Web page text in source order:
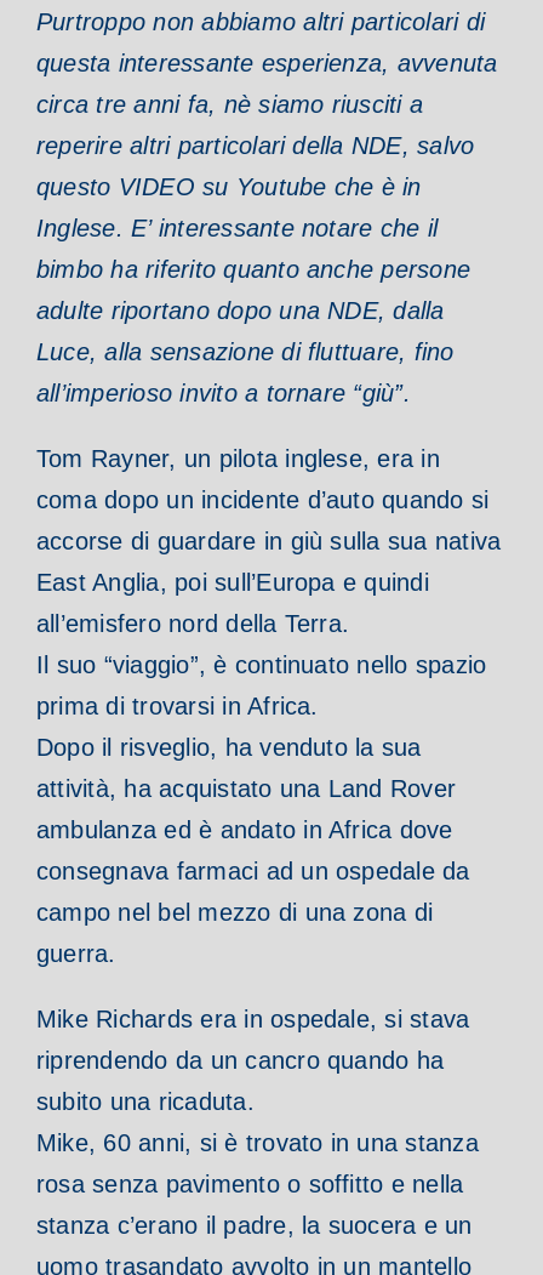
Purtroppo non abbiamo altri particolari di
questa interessante esperienza, avvenuta
circa tre anni fa, nè siamo riusciti a
reperire altri particolari della NDE, salvo
questo VIDEO su Youtube che è in
Inglese. E’ interessante notare che il
bimbo ha riferito quanto anche persone
adulte riportano dopo una NDE, dalla
Luce, alla sensazione di fluttuare, fino
all’imperioso invito a tornare “giù”.
Tom Rayner, un pilota inglese, era in
coma dopo un incidente d’auto quando si
accorse di guardare in giù sulla sua nativa
East Anglia, poi sull’Europa e quindi
all’emisfero nord della Terra.
Il suo “viaggio”, è continuato nello spazio
prima di trovarsi in Africa.
Dopo il risveglio, ha venduto la sua
attività, ha acquistato una Land Rover
ambulanza ed è andato in Africa dove
consegnava farmaci ad un ospedale da
campo nel bel mezzo di una zona di
guerra.
Mike Richards era in ospedale, si stava
riprendendo da un cancro quando ha
subito una ricaduta.
Mike, 60 anni, si è trovato in una stanza
rosa senza pavimento o soffitto e nella
stanza c’erano il padre, la suocera e un
uomo trasandato avvolto in un mantello